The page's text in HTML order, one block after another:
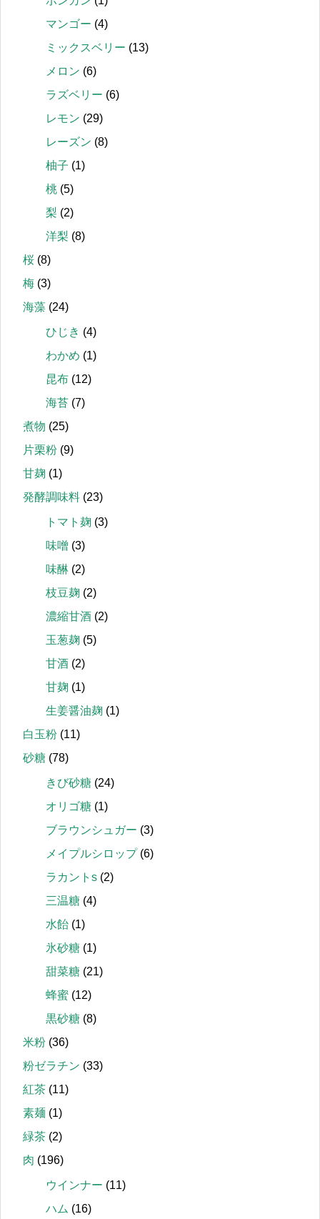
マンゴー (4)
ミックスベリー (13)
メロン (6)
ラズベリー (6)
レモン (29)
レーズン (8)
柚子 (1)
桃 (5)
梨 (2)
洋梨 (8)
桜 (8)
梅 (3)
海藻 (24)
ひじき (4)
わかめ (1)
昆布 (12)
海苔 (7)
煮物 (25)
片栗粉 (9)
甘麹 (1)
発酵調味料 (23)
トマト麹 (3)
味噌 (3)
味醂 (2)
枝豆麹 (2)
濃縮甘酒 (2)
玉葱麹 (5)
甘酒 (2)
甘麹 (1)
生姜醤油麹 (1)
白玉粉 (11)
砂糖 (78)
きび砂糖 (24)
オリゴ糖 (1)
ブラウンシュガー (3)
メイプルシロップ(6)
ラカントs (2)
三温糖 (4)
水飴 (1)
氷砂糖 (1)
甜菜糖 (21)
蜂蜜 (12)
黒砂糖 (8)
米粉 (36)
粉ゼラチン (33)
紅茶 (11)
素麺 (1)
緑茶 (2)
肉 (196)
ウインナー (11)
ハム (16)